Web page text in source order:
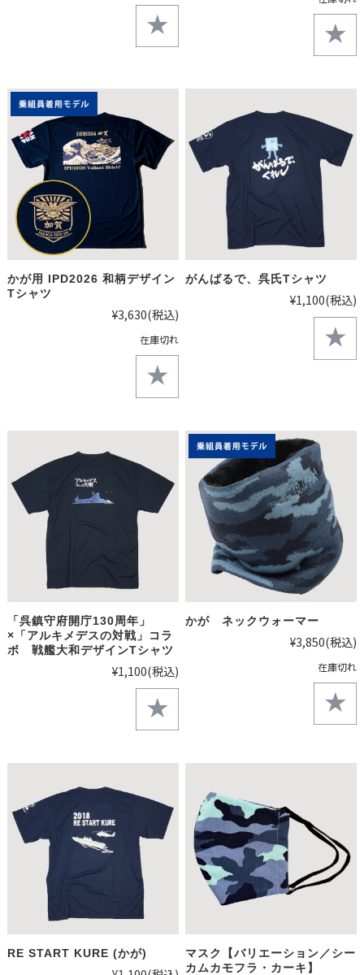
かが用 IPD2026 和柄デザイン
Tシャツ
¥3,630(税込)
在庫切れ
がんばるで、呉氏Tシャツ
¥1,100(税込)
「呉鎮守府開庁130周年」
×「アルキメデスの対戦」コラ
ボ 戦艦大和デザインTシャツ
¥1,100(税込)
かが ネックウォーマー
¥3,850(税込)
在庫切れ
RE START KURE (かが)
マスク【バリエーション／シー
カムカモフラ・カーキ】